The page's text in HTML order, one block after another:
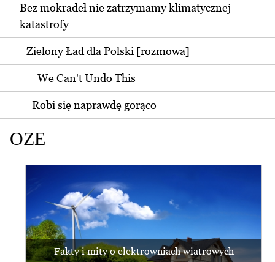
Bez mokradeł nie zatrzymamy klimatycznej
katastrofy
Zielony Ład dla Polski [rozmowa]
We Can't Undo This
Robi się naprawdę gorąco
OZE
Fakty i mity o elektrowniach wiatrowych